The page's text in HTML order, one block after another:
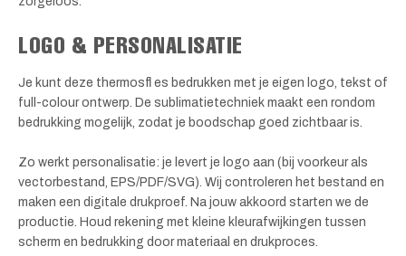
LOGO & PERSONALISATIE
Je kunt deze thermosfl es bedrukken met je eigen logo, tekst of
full-colour ontwerp. De sublimatietechniek maakt een rondom
bedrukking mogelijk, zodat je boodschap goed zichtbaar is.
Zo werkt personalisatie: je levert je logo aan (bij voorkeur als
vectorbestand, EPS/PDF/SVG). Wij controleren het bestand en
maken een digitale drukproef. Na jouw akkoord starten we de
productie. Houd rekening met kleine kleurafwijkingen tussen
scherm en bedrukking door materiaal en drukproces.